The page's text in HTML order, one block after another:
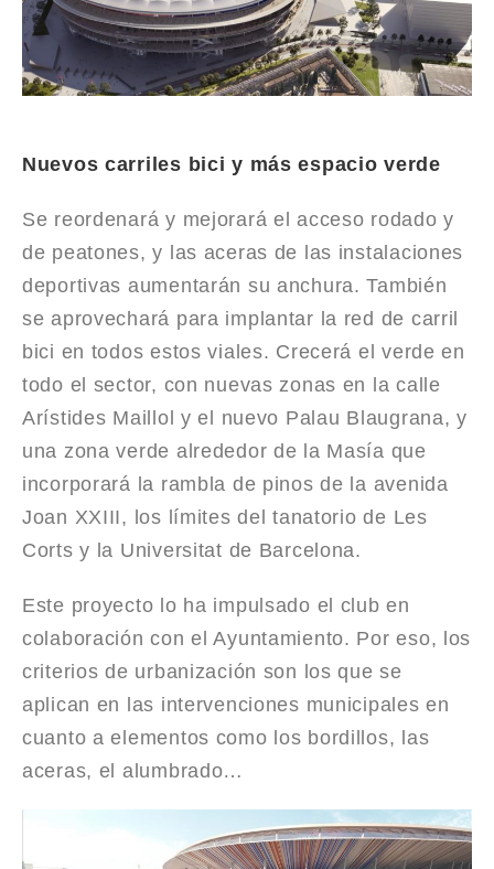
Nuevos carriles bici y más espacio verde
Se reordenará y mejorará el acceso rodado y
de peatones, y las aceras de las instalaciones
deportivas aumentarán su anchura. También
se aprovechará para implantar la red de carril
bici en todos estos viales. Crecerá el verde en
todo el sector, con nuevas zonas en la calle
Arístides Maillol y el nuevo Palau Blaugrana, y
una zona verde alrededor de la Masía que
incorporará la rambla de pinos de la avenida
Joan XXIII, los límites del tanatorio de Les
Corts y la Universitat de Barcelona.
Este proyecto lo ha impulsado el club en
colaboración con el Ayuntamiento. Por eso, los
criterios de urbanización son los que se
aplican en las intervenciones municipales en
cuanto a elementos como los bordillos, las
aceras, el alumbrado…